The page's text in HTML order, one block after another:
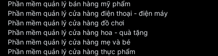
Phần mềm quản lý bán hàng mỹ phẩm
Phần mềm quản lý cửa hàng điện thoại - điện máy
Phần mềm quản lý cửa hàng đồ chơi
Phần mềm quản lý cửa hàng hoa - quà tặng
Phần mềm quản lý cửa hàng mẹ và bé
Phần mềm quản lý cửa hàng thực phẩm